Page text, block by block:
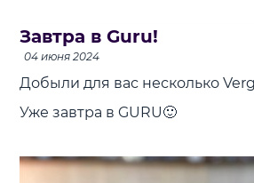
Завтра в Guru!
04 июня 2024
Добыли для вас несколько
Уже завтра в GURU🙂